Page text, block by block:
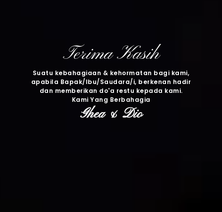
Terima Kasih
Suatu kebahagiaan & kehormatan bagi kami,
apabila Bapak/Ibu/Saudara/i, berkenan hadir
dan memberikan do'a restu kepada kami.
Kami Yang Berbahagia
Ghea & Dio